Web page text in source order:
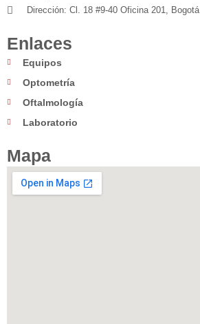
Dirección: Cl. 18 #9-40 Oficina 201, Bogotá
Enlaces
Equipos
Optometría
Oftalmología
Laboratorio
Mapa